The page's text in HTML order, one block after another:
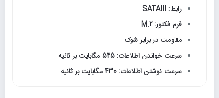
رابط: SATAIII
فرم فکتور: M.2
مقاومت در برابر شوک
سرعت خواندن اطلاعات: 545 مگابایت بر ثانیه
سرعت نوشتن اطلاعات: 430 مگابایت بر ثانیه